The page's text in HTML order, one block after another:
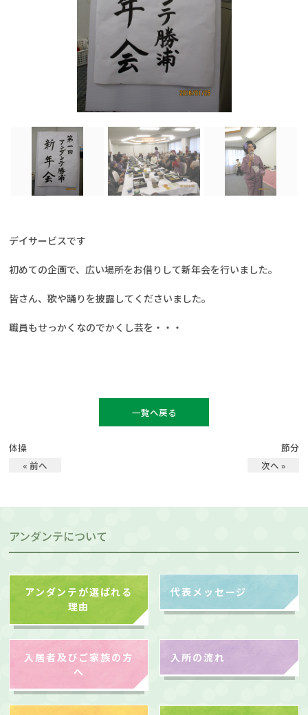
デイサービスです
初めての企画で、広い場所をお借りして新年会を行いました。
皆さん、歌や踊りを披露してくださいました。
職員もせっかくなのでかくし芸を・・・
体操
« 前へ
一覧へ戻る
節分
次へ »
アンダンテについて
アンダンテが選ばれる
理由
代表メッセージ
入居者及びご家族の方
へ
入所の流れ